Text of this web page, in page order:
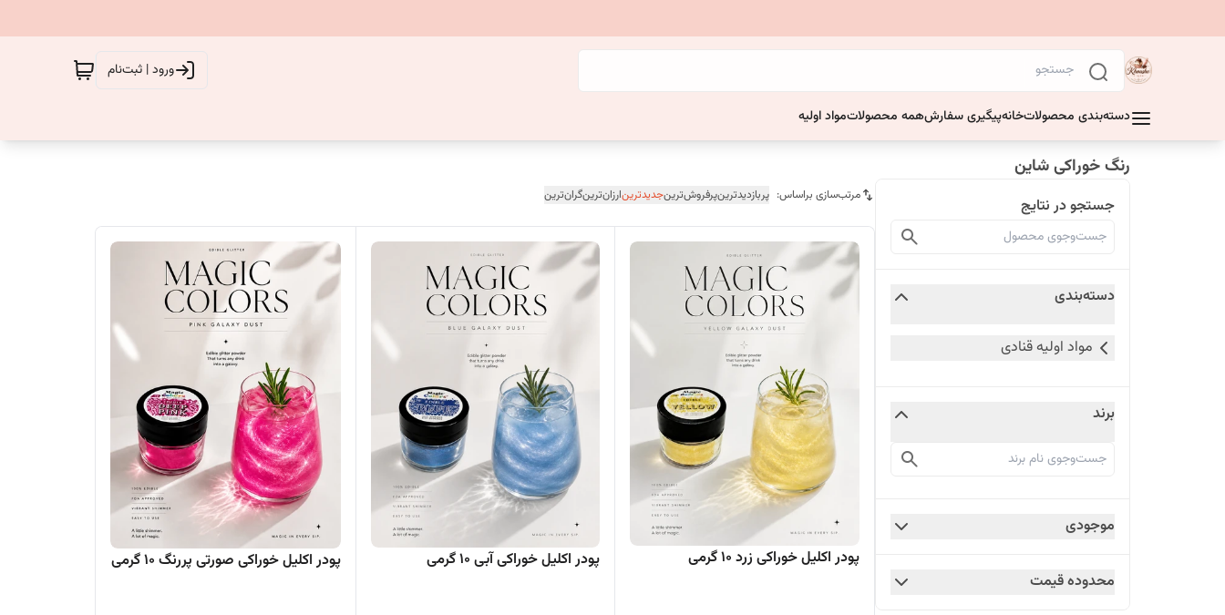
ورود | ثبت‌نام
دسته‌بندی محصولاتخانهپیگیری سفارشهمه محصولاتمواد اولیه
رنگ خوراکی شاین
جستجو در نتایج
دسته‌بندی
مواد اولیه قنادی
برند
موجودی
محدوده قیمت
مرتب‌سازی براساس: پربازدیدترینپرفروش‌ترینجدیدترینارزان‌ترینگران‌ترین
پودر اکلیل خوراکی زرد ۱۰ گرمی پودر اکلیل خوراکی آبی ۱۰ گرمی پودر اکلیل خوراکی صورتی پررنگ ۱۰ گرمی